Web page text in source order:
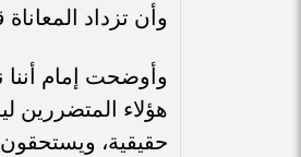
وأن تزداد
وأوضحت إمام أننا
هؤلاء المتضررين
حقيقية،